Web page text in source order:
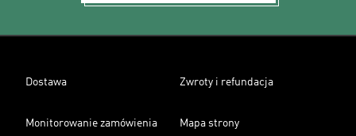
Dostawa Zwroty i refundacja
Monitorowanie zamówienia Mapa strony